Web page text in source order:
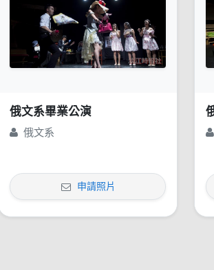
俄文系畢業公演
俄文系
申請照片